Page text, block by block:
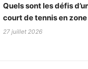
Quels sont les défis
court de tennis en
27 juillet 2026